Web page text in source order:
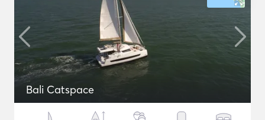
Bali Catspace